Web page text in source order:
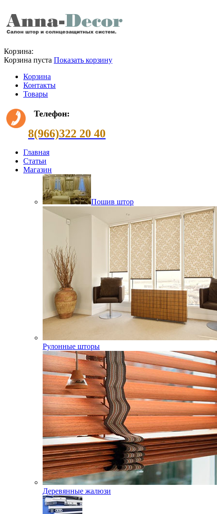
Корзина:
Корзина пуста Показать корзину
Корзина
Контакты
Товары
Телефон:
8(966)322 20 40
Главная
Статьи
Магазин
Пошив штор
Рулонные шторы
Деревянные жалюзи